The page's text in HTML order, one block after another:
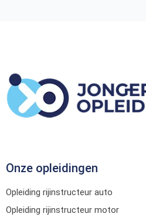
Onze opleidingen
Opleiding rijinstructeur auto
Opleiding rijinstructeur motor